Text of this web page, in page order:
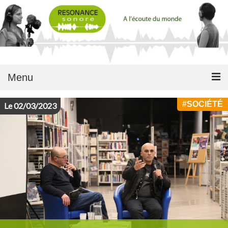
Menu
Le 02/03/2023 #SOCIÉTÉ